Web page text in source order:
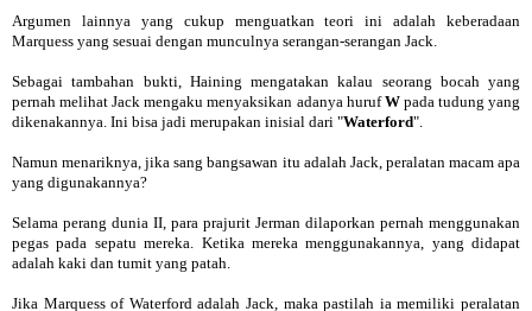
Argumen lainnya yang cukup menguatkan teori ini adalah keberadaan
Marquess yang sesuai dengan munculnya serangan-serangan Jack.
Sebagai tambahan bukti, Haining mengatakan kalau seorang bocah yang
pernah melihat Jack mengaku menyaksikan adanya hurufWpada tudung yang
dikenakannya. Ini bisa jadi merupakan inisial dari "Waterford".
Namun menariknya, jika sang bangsawan itu adalah Jack, peralatan macam apa
yang digunakannya?
Selama perang dunia II, para prajurit Jerman dilaporkan pernah menggunakan
pegas pada sepatu mereka. Ketika mereka menggunakannya, yang didapat
adalah kaki dan tumit yang patah.
Jika Marquess of Waterford adalah Jack, maka pastilah ia memiliki peralatan